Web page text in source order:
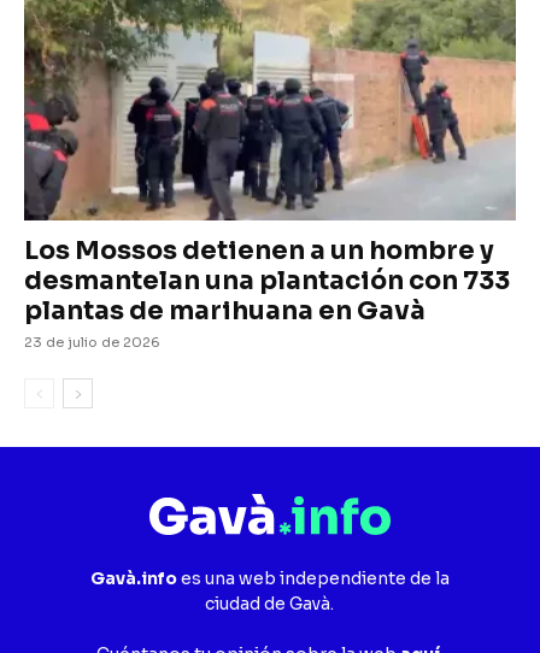
Los Mossos detienen a un hombre y
desmantelan una plantación con 733
plantas de marihuana en Gavà
23 de julio de 2026
Gavà.infoes una web independiente de la
ciudad de Gavà.